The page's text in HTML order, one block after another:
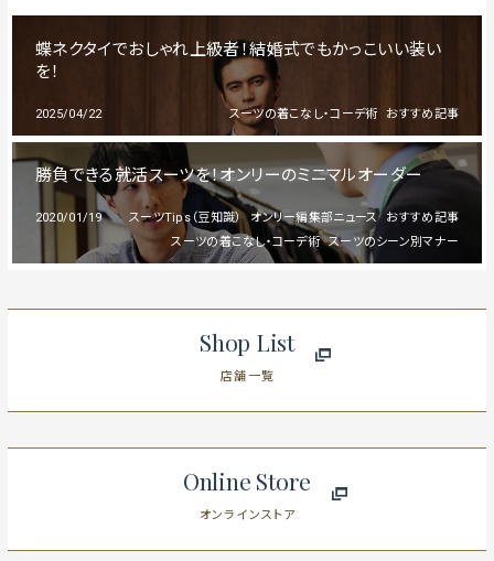
蝶ネクタイでおしゃれ上級者！結婚式でもかっこいい装い
を！
2025/04/22 おすすめ記事
スーツの着こなし・コーデ術
勝負できる就活スーツを！オンリーのミニマルオーダー
2020/01/19 おすすめ記事
オンリー編集部ニュース
スーツTips（豆知識）
スーツのシーン別マナー
スーツの着こなし・コーデ術
Shop List
店舗一覧
Online Store
オンラインストア